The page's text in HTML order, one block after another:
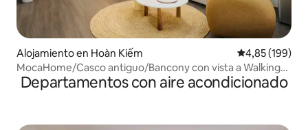
Alojamiento en Hoàn Kiếm Calificación
4,85 (199)
MocaHome/Casco antiguo/Bancony con vista a Walking
Street
Departamentos con aire acondicionado